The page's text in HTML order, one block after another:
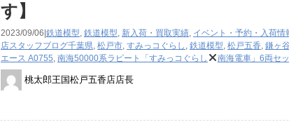
す】
2023/09/06| 鉄道模型, 鉄道模型, 新入荷・買取実績, イベント・予約・入荷情
店スタッフブログ千葉県, 松戸市, すみっコぐらし , 鉄道模型, 松戸五香, 鎌ヶ
エース A0755, 南海50000系ラピート「すみっコぐらし 南海電車」6両セ
桃太郎王国松戸五香店店長